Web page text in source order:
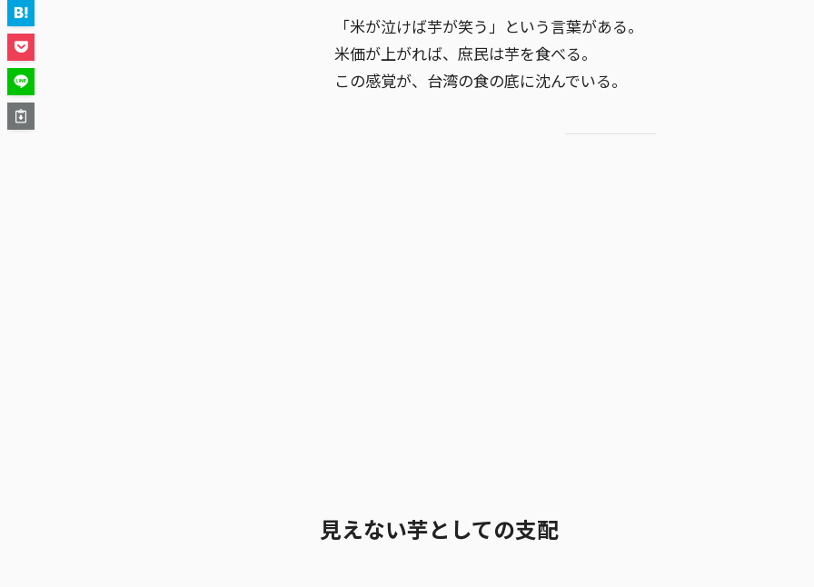
「米が泣けば芋が笑う」という言葉がある。
米価が上がれば、庶民は芋を食べる。
この感覚が、台湾の食の底に沈んでいる。
見えない芋としての支配